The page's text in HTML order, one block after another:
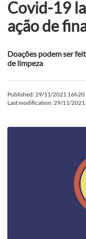
Covid-19
ação de
Doações podem ser
de limpeza
Published: 29/11/2021 16h20
Last modification: 29/11/